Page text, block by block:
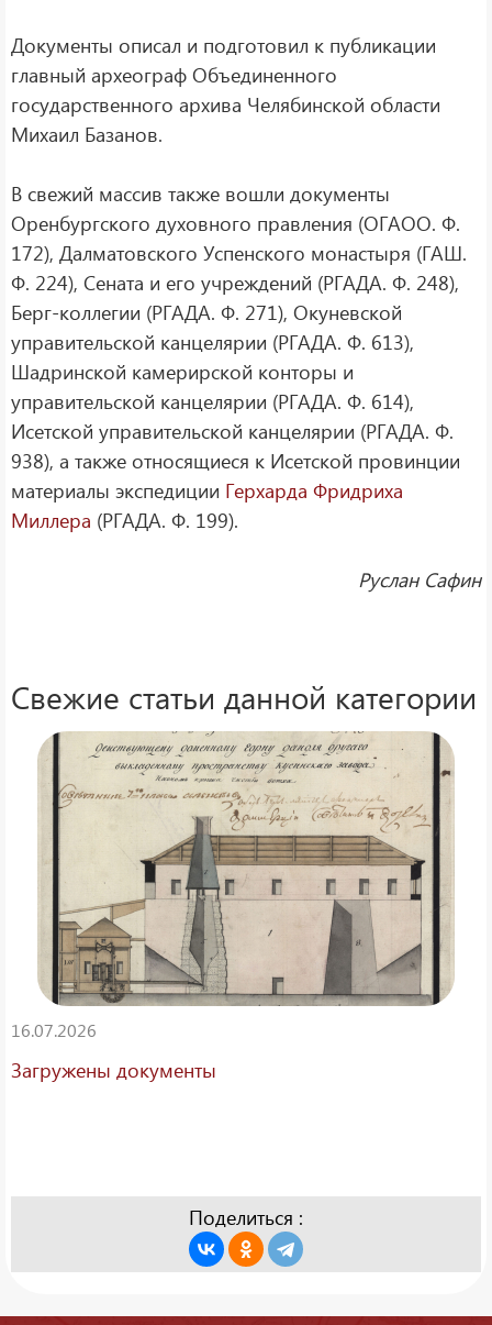
Документы описал и подготовил к публикации
главный археограф Объединенного
государственного архива Челябинской области
Михаил Базанов.
В свежий массив также вошли документы
Оренбургского духовного правления (ОГАОО. Ф.
172), Далматовского Успенского монастыря (ГАШ.
Ф. 224), Сената и его учреждений (РГАДА. Ф. 248),
Берг-коллегии (РГАДА. Ф. 271), Окуневской
управительской канцелярии (РГАДА. Ф. 613),
Шадринской камерирской конторы и
управительской канцелярии (РГАДА. Ф. 614),
Исетской управительской канцелярии (РГАДА. Ф.
938), а также относящиеся к Исетской провинции
материалы экспедиции Герхарда Фридриха
Миллера (РГАДА. Ф. 199).
Руслан Сафин
Свежие статьи данной категории
16.07.2026
Загружены документы
Поделиться :